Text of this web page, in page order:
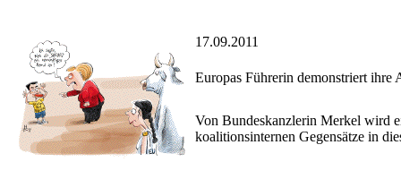
17.09.2011
Europas Führerin demonstriert ihre
Von Bundeskanzlerin Merkel wird
koalitionsinternen Gegensätze in